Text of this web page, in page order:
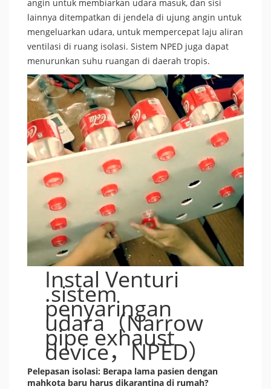
angin untuk membiarkan udara masuk, dan sisi
lainnya ditempatkan di jendela di ujung angin untuk
mengeluarkan udara, untuk mempercepat laju aliran
ventilasi di ruang isolasi. Sistem NPED juga dapat
menurunkan suhu ruangan di daerah tropis.
Instal Venturi
.sistem
penyaringan
udara（Narrow
pipe exhaust
device，NPED）
Pelepasan isolasi: Berapa lama pasien dengan
mahkota baru harus dikarantina di rumah?